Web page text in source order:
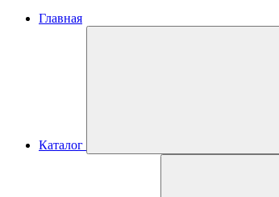
Главная
Каталог